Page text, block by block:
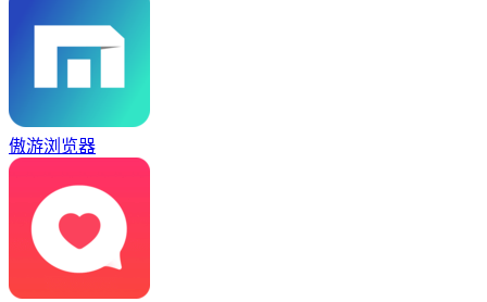
傲游浏览器